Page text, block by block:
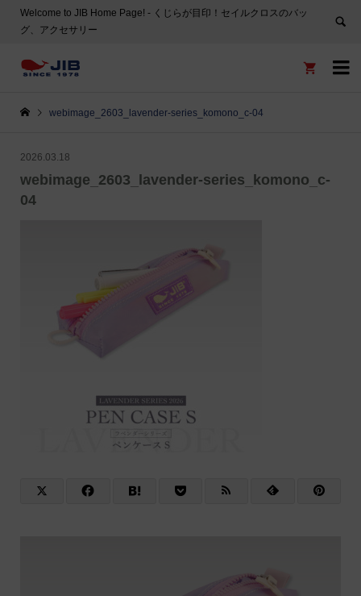
Welcome to JIB Home Page! ‐ くじらが目印！セイルクロスのバッ
グ、アクセサリー


webimage_2603_lavender-series_komono_c-04
2026.03.18
webimage_2603_lavender-series_komono_c-
04